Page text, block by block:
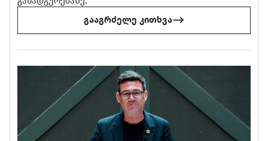
გააგრძელე კითხვა